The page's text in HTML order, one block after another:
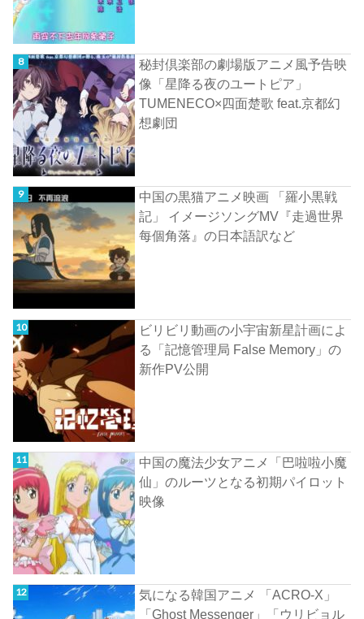
秘封倶楽部の劇場版アニメ風予告映
像「星降る夜のユートピア」
TUMENECO×四面楚歌 feat.京都幻
想劇団
中国の黒猫アニメ映画 「羅小黒戦
記」 イメージソングMV『走過世界
每個角落』の日本語訳など
ビリビリ動画の小宇宙新星計画によ
る「記憶管理局 False Memory」の
新作PV公開
中国の魔法少女アニメ「巴啦啦小魔
仙」のルーツとなる初期パイロット
映像
気になる韓国アニメ 「ACRO-X」
「Ghost Messenger」「ウリビョル